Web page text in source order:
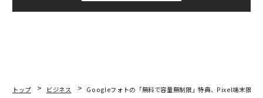
トップ ビジネス
Googleフォトの「無料で容量無制限」特典、Pixel端末限定